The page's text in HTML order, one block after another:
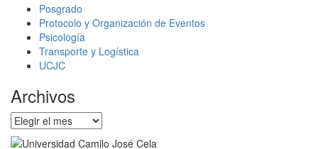
Posgrado
Protocolo y Organización de Eventos
Psicología
Transporte y Logística
UCJC
Archivos
Archivos